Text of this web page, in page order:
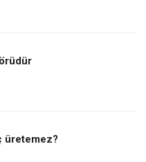
üretemez?